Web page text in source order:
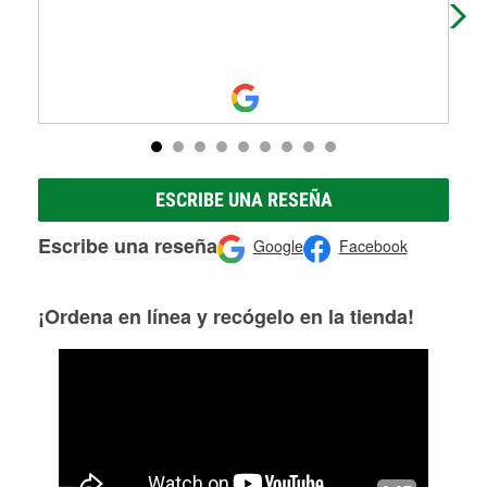
ESCRIBE UNA RESEÑA
Escribe una reseña Google Facebook
¡Ordena en línea y recógelo en la tienda!